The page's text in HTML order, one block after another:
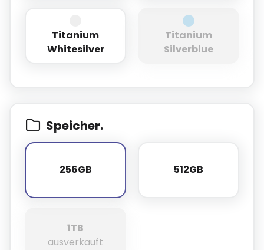
Titanium
Whitesilver
Titanium WhitesilverTitanium
Silverblue
Titanium
Speicher.
256GB
256GB 512GB
512GB
1TB
ausverkauft
1TB